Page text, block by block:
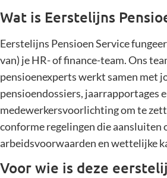
Wat is Eerstelijns
Eerstelijns Pensioen Service
van) je HR- of finance-team. Ons
pensioenexperts werkt samen met
pensioendossiers, jaarrapportages
medewerkersvoorlichting om te
conforme regelingen die aansluiten
arbeidsvoorwaarden en wettelijke
Voor wie is deze